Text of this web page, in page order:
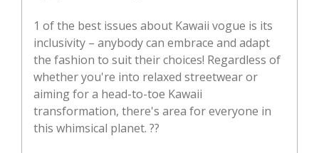
1 of the best issues about Kawaii vogue is its
inclusivity – anybody can embrace and adapt
the fashion to suit their choices! Regardless of
whether you're into relaxed streetwear or
aiming for a head-to-toe Kawaii
transformation, there's area for everyone in
this whimsical planet. ??